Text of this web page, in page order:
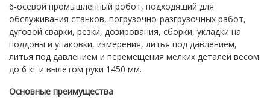
6-осевой промышленный робот, подходящий для
обслуживания станков, погрузочно-разгрузочных работ,
дуговой сварки, резки, дозирования, сборки, укладки на
поддоны и упаковки, измерения, литья под давлением,
литья под давлением и перемещения мелких деталей весом
до 6 кг и вылетом руки 1450 мм.
Основные преимущества